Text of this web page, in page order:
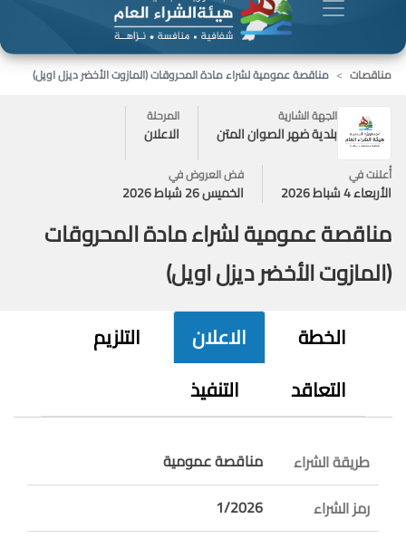
مناقصات
مناقصة عمومية لشراء مادة المحروقات (المازوت الأخضر ديزل اويل)
الجهة الشارية
بلدية ضهر الصوان المتن
المرحلة
الاعلان
أُعلنت في
الأربعاء 4 شباط 2026
فض العروض في
الخميس 26 شباط 2026
مناقصة عمومية لشراء مادة المحروقات
(المازوت الأخضر ديزل اويل)
الخطة الاعلان
التلزيم
التعاقد
التنفيذ
طريقة الشراء
مناقصة عمومية
رمز الشراء
1/2026